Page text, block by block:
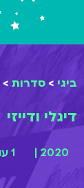
ביגי > סדרות >
דיגלי ודייזי
2020 | 1 עונות